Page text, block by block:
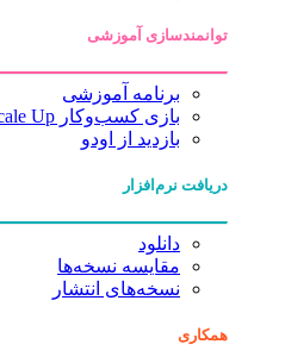
توانمندسازی آموزشی
برنامه آموزشی
بازی کسب‌وکار Scale Up!
بازدید از اودو
دریافت نرم‌افزار
دانلود
مقایسه نسخه‌ها
نسخه‌های انتشار
همکاری